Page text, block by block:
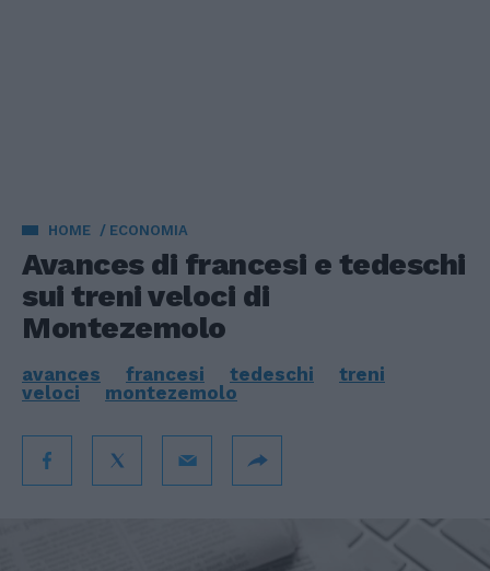
HOME ECONOMIA
Avances di francesi e tedeschi
sui treni veloci di
Montezemolo
avances francesi tedeschi
treni
veloci
montezemolo